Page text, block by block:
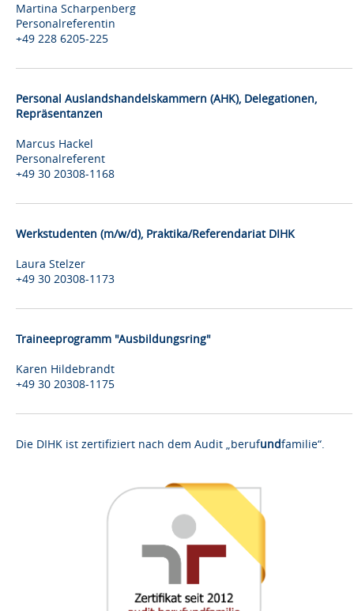
Martina Scharpenberg
Personalreferentin
+49 228 6205-225
Personal Auslandshandelskammern (AHK), Delegationen,
Repräsentanzen
Marcus Hackel
Personalreferent
+49 30 20308-1168
Werkstudenten (m/w/d), Praktika/Referendariat DIHK
Laura Stelzer
+49 30 20308-1173
Traineeprogramm "Ausbildungsring"
Karen Hildebrandt
+49 30 20308-1175
Die DIHK ist zertifiziert nach dem Audit „berufundfamilie“.